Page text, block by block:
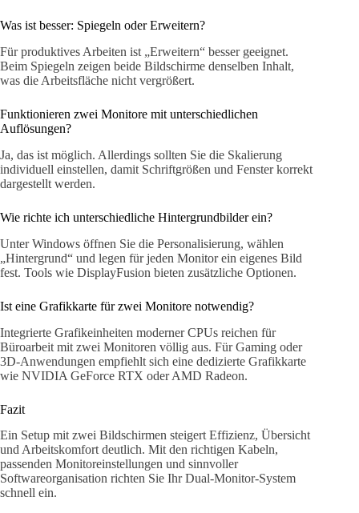
Was ist besser: Spiegeln oder Erweitern?
Für produktives Arbeiten ist „Erweitern“ besser geeignet.
Beim Spiegeln zeigen beide Bildschirme denselben Inhalt,
was die Arbeitsfläche nicht vergrößert.
Funktionieren zwei Monitore mit unterschiedlichen
Auflösungen?
Ja, das ist möglich. Allerdings sollten Sie die Skalierung
individuell einstellen, damit Schriftgrößen und Fenster korrekt
dargestellt werden.
Wie richte ich unterschiedliche Hintergrundbilder ein?
Unter Windows öffnen Sie die Personalisierung, wählen
„Hintergrund“ und legen für jeden Monitor ein eigenes Bild
fest. Tools wie DisplayFusion bieten zusätzliche Optionen.
Ist eine Grafikkarte für zwei Monitore notwendig?
Integrierte Grafikeinheiten moderner CPUs reichen für
Büroarbeit mit zwei Monitoren völlig aus. Für Gaming oder
3D-Anwendungen empfiehlt sich eine dedizierte Grafikkarte
wie NVIDIA GeForce RTX oder AMD Radeon.
Fazit
Ein Setup mit zwei Bildschirmen steigert Effizienz, Übersicht
und Arbeitskomfort deutlich. Mit den richtigen Kabeln,
passenden Monitoreinstellungen und sinnvoller
Softwareorganisation richten Sie Ihr Dual-Monitor-System
schnell ein.